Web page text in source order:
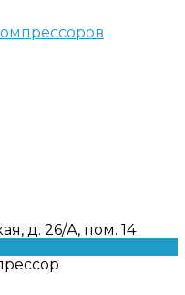
д. 26/А, пом. 14